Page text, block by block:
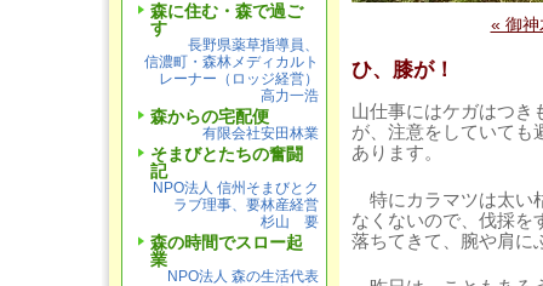
« 御神
ひ、膝が！
山仕事にはケガはつき
が、注意をしていても
あります。
特にカラマツは太い
なくないので、伐採を
落ちてきて、腕や肩に
森に住む・森で過ご
す
長野県薬草指導員、
信濃町・森林メディカルト
レーナー（ロッジ経営）
高力一浩
森からの宅配便
有限会社安田林業
そまびとたちの奮闘
記
NPO法人 信州そまびとク
ラブ理事、要林産経営
杉山 要
森の時間でスロー起
業
NPO法人 森の生活代表